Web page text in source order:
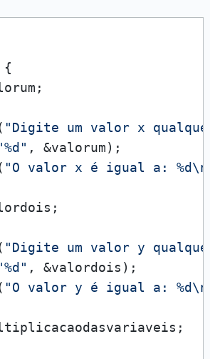
{
"Digite um valor x
, &valorum);
"O valor x é igual a:
"Digite um valor y
, &valordois);
"O valor y é igual a: